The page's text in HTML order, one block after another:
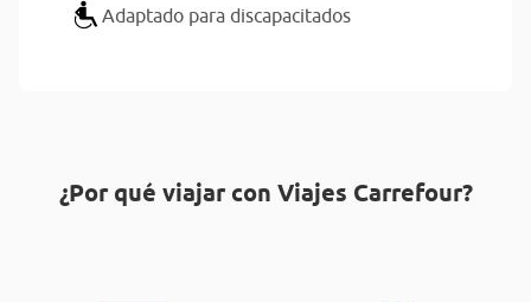
Adaptado para discapacitados
¿Por qué viajar con Viajes Carrefour?